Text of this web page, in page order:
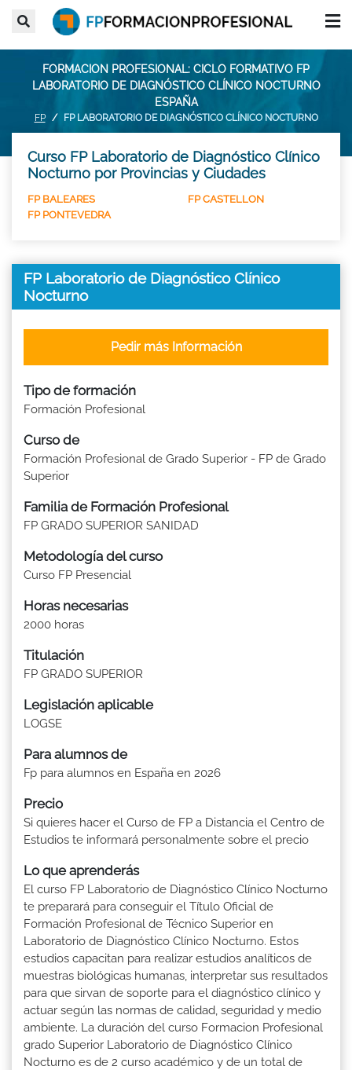
FORMACION PROFESIONAL: CICLO FORMATIVO FP
LABORATORIO DE DIAGNÓSTICO CLÍNICO NOCTURNO
ESPAÑA
FP FP LABORATORIO DE DIAGNÓSTICO CLÍNICO NOCTURNO
Curso FP Laboratorio de Diagnóstico Clínico
Nocturno por Provincias y Ciudades
FP BALEARES
FP CASTELLON
FP PONTEVEDRA
FP Laboratorio de Diagnóstico Clínico
Nocturno
Tipo de formación
Formación Profesional
Curso de
Formación Profesional de Grado Superior - FP de Grado
Superior
Familia de Formación Profesional
FP GRADO SUPERIOR SANIDAD
Metodología del curso
Curso FP Presencial
Horas necesarias
2000 horas
Titulación
FP GRADO SUPERIOR
Legislación aplicable
LOGSE
Para alumnos de
Fp para alumnos en España en 2026
Precio
Si quieres hacer el Curso de FP a Distancia el Centro de
Estudios te informará personalmente sobre el precio
Pedir más Información
Lo que aprenderás
El curso FP Laboratorio de Diagnóstico Clínico Nocturno
te preparará para conseguir el Título Oficial de
Formación Profesional de Técnico Superior en
Laboratorio de Diagnóstico Clínico Nocturno. Estos
estudios capacitan para realizar estudios analíticos de
muestras biológicas humanas, interpretar sus resultados
para que sirvan de soporte para el diagnóstico clínico y
actuar según las normas de calidad, seguridad y medio
ambiente. La duración del curso Formacion Profesional
grado Superior Laboratorio de Diagnóstico Clínico
Nocturno es de 2 curso académico y de un total de